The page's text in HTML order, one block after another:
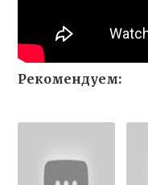
Рекомендуем: